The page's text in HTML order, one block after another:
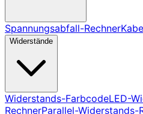
Spannungsabfall-Rechner
Widerstände
Widerstands-FarbcodeLED-
RechnerParallel-Widerstands-